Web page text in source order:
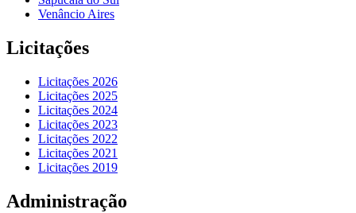
Venâncio Aires
Licitações
Licitações 2026
Licitações 2025
Licitações 2024
Licitações 2023
Licitações 2022
Licitações 2021
Licitações 2019
Administração